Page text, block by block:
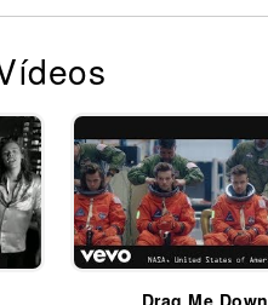
Drag Me Down